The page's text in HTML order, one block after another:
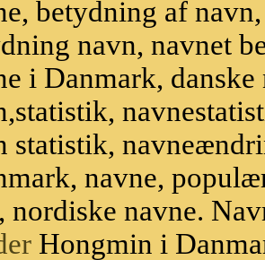
betydning af
navn, navnet
i Danmark,
statistik,
navne,
nordiske navne.
Hongmin i